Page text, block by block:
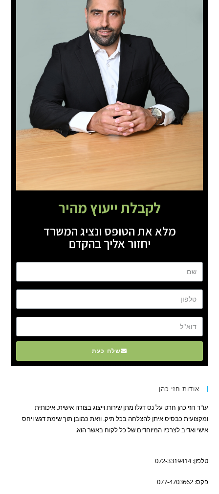
לקבלת ייעוץ מהיר
מלא את הטופס ונציג המשרד
יחזור אליך בהקדם
שלח כעת
אודות חזי כהן
עו"ד חזי כהן חרט על נס דגלו מתן שירות וייצוג בצורה אישית, איכותית
ומקצועית כבסיס איתן להצלחה בכל תיק. וזאת כמובן תוך שימת דגש ויחס
אישי ואדיב לצרכיו המיוחדים של כל לקוח באשר הוא.
טלפון: 072-3319414
פקס: 077-4703662